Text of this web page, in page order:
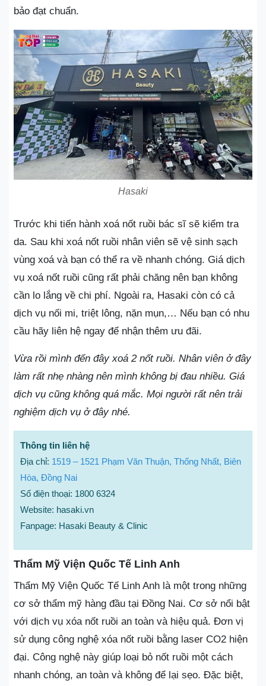
bảo đạt chuẩn.
Hasaki
Trước khi tiến hành xoá nốt ruồi bác sĩ sẽ kiểm tra
da. Sau khi xoá nốt ruồi nhân viên sẽ vệ sinh sạch
vùng xoá và bạn có thể ra về nhanh chóng. Giá dịch
vụ xoá nốt ruồi cũng rất phải chăng nên bạn không
cần lo lắng về chi phí. Ngoài ra, Hasaki còn có cả
dịch vụ nối mi, triệt lông, nặn mụn,… Nếu bạn có nhu
cầu hãy liên hệ ngay để nhận thêm ưu đãi.
Vừa rồi mình đến đây xoá 2 nốt ruồi. Nhân viên ở đây
làm rất nhẹ nhàng nên mình không bị đau nhiều. Giá
dịch vụ cũng không quá mắc. Mọi người rất nên trải
nghiệm dịch vụ ở đây nhé.
Thông tin liên hệ
Địa chỉ: 1519 – 1521 Phạm Văn Thuận, Thống Nhất, Biên
Hòa, Đồng Nai
Số điện thoại: 1800 6324
Website: hasaki.vn
Fanpage: Hasaki Beauty & Clinic
Thẩm Mỹ Viện Quốc Tế Linh Anh
Thẩm Mỹ Viện Quốc Tế Linh Anh là một trong những
cơ sở thẩm mỹ hàng đầu tại Đồng Nai. Cơ sở nổi bật
với dịch vụ xóa nốt ruồi an toàn và hiệu quả. Đơn vị
sử dụng công nghệ xóa nốt ruồi bằng laser CO2 hiện
đại. Công nghệ này giúp loại bỏ nốt ruồi một cách
nhanh chóng, an toàn và không để lại sẹo. Đặc biệt,